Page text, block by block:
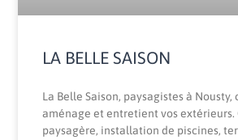
LA BELLE SAISON
La Belle Saison, paysagistes à Nousty,
aménage et entretient vos extérieurs.
paysagère, installation de piscines,